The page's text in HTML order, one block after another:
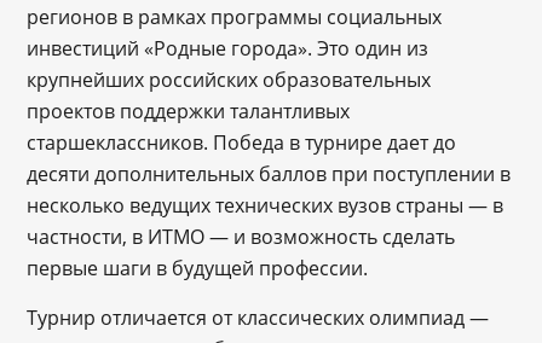
регионов в рамках программы социальных
инвестиций «Родные города». Это один из
крупнейших российских образовательных
проектов поддержки талантливых
старшеклассников. Победа в турнире дает до
десяти дополнительных баллов при поступлении в
несколько ведущих технических вузов страны ― в
частности, в ИТМО ― и возможность сделать
первые шаги в будущей профессии.
Турнир отличается от классических олимпиад ―